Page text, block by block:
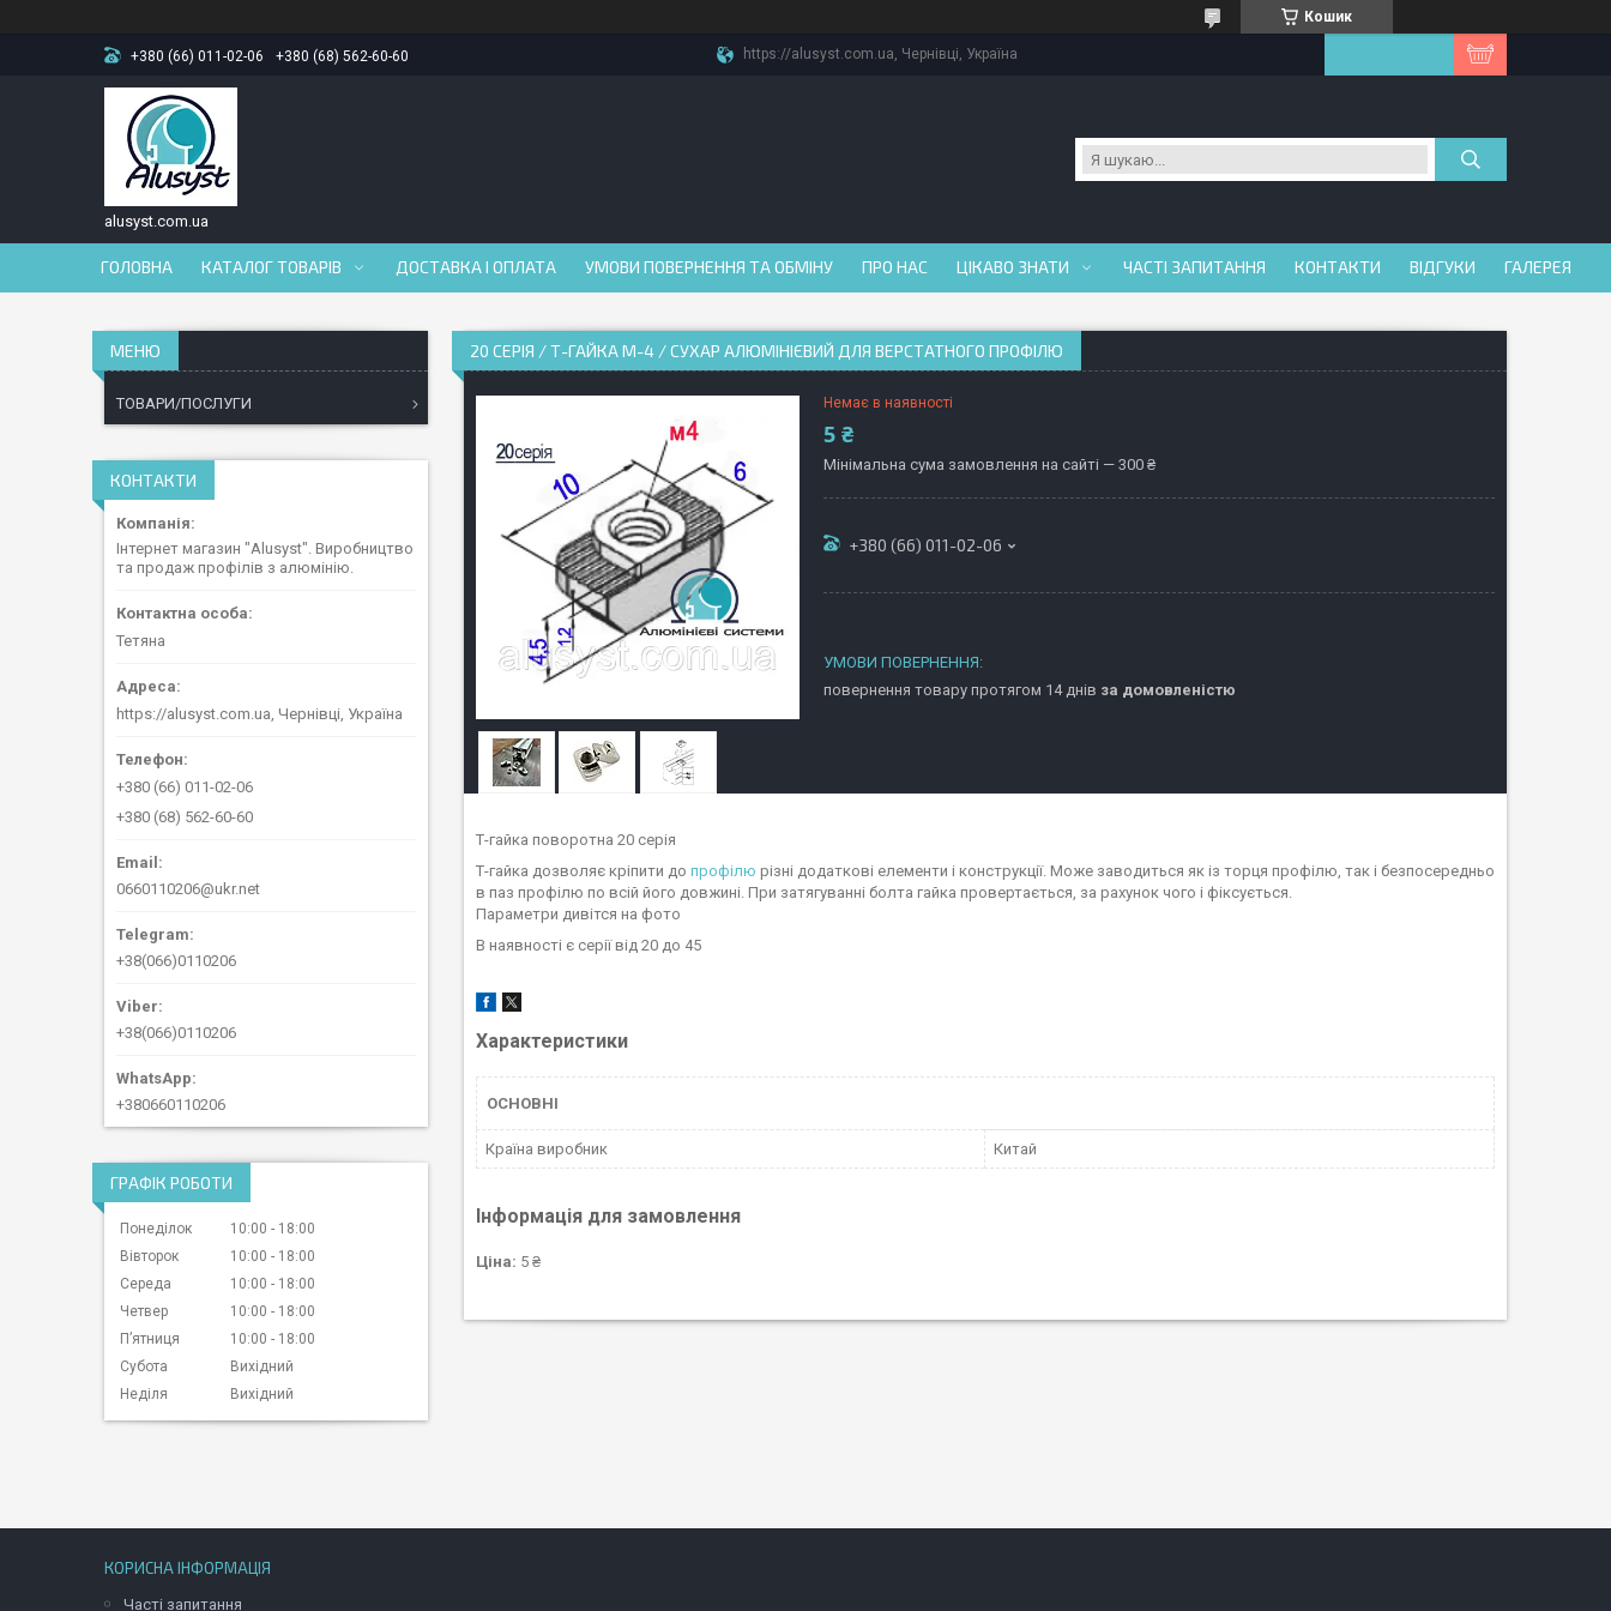
Кошик
+380 (66) 011-02-06 +380 (68) 562-60-60 https://alusyst.com.ua, Чернівці, Україна
alusyst.com.ua
ГОЛОВНА КАТАЛОГ ТОВАРІВ ДОСТАВКА І ОПЛАТА УМОВИ ПОВЕРНЕННЯ ТА ОБМІНУ ПРО НАС ЦІКАВО ЗНАТИ ЧАСТІ ЗАПИТАННЯ КОНТАКТИ ВІДГУКИ ГАЛЕРЕЯ
20 СЕРІЯ / Т-ГАЙКА М-4 / СУХАР АЛЮМІНІЄВИЙ ДЛЯ ВЕРСТАТНОГО ПРОФІЛЮ
Немає в наявності
5 ₴
Мінімальна сума замовлення на сайті — 300 ₴
+380 (66) 011-02-06
повернення товару протягом 14 днів за домовленістю
Т-гайка поворотна 20 серія
Т-гайка дозволяє кріпити до профілю різні додаткові елементи і конструкції. Може заводиться як із торця профілю, так і безпосередньо
в паз профілю по всій його довжині. При затягуванні болта гайка провертається, за рахунок чого і фіксується.
Параметри дивітся на фото
В наявності є серії від 20 до 45
Характеристики
ОСНОВНІ
Країна виробник Китай
Інформація для замовлення
Ціна: 5 ₴
ТОВАРИ/ПОСЛУГИ
КОНТАКТИ
Інтернет магазин "Alusyst". Виробництво
та продаж профілів з алюмінію.
Тетяна
https://alusyst.com.ua, Чернівці, Україна
+380 (66) 011-02-06
+380 (68) 562-60-60
0660110206@ukr.net
+38(066)0110206
+38(066)0110206
+380660110206
ГРАФІК РОБОТИ
Понеділок 10:00
18:00
Вівторок
10:00
18:00
Середа
10:00
18:00
Четвер
10:00
18:00
Пʼятниця
10:00
18:00
Субота
Вихідний
Неділя
Вихідний
КОРИСНА ІНФОРМАЦІЯ
Часті запитання